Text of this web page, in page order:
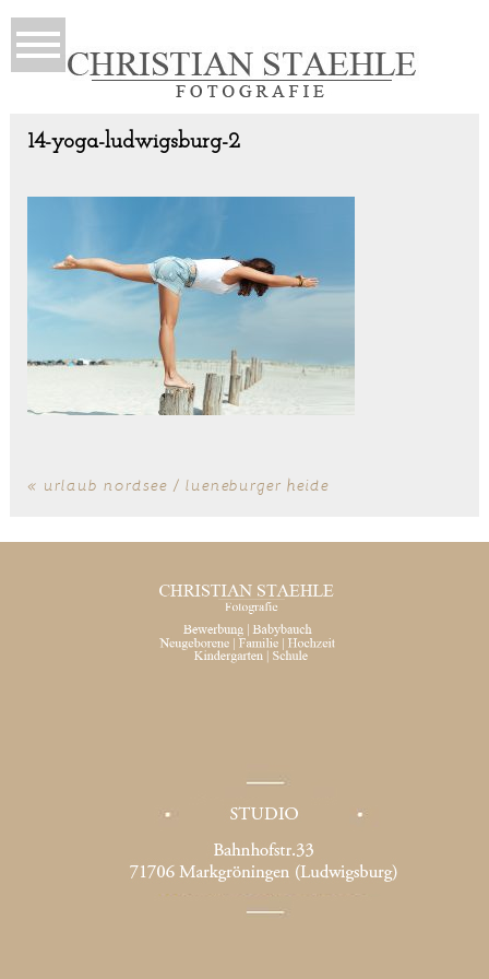
14-yoga-ludwigsburg-2
« urlaub nordsee / lueneburger heide